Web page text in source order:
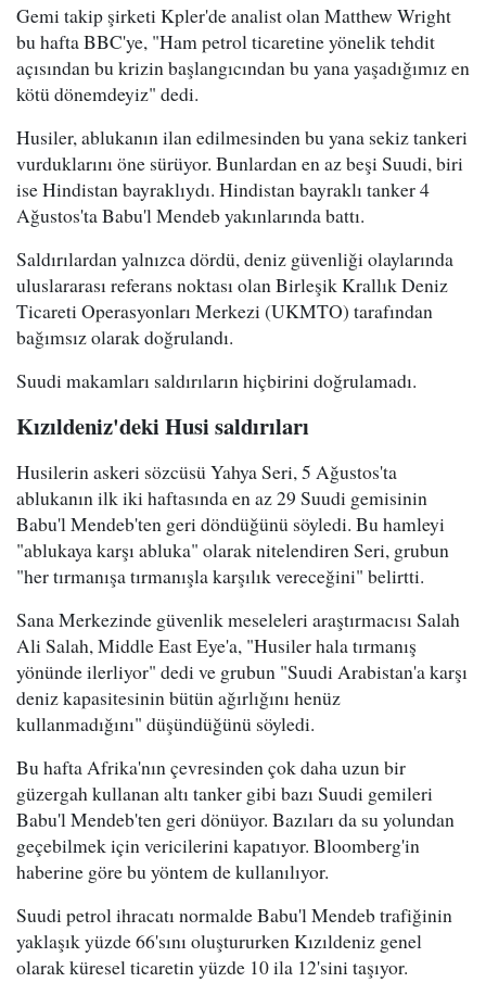
Gemi takip şirketi Kpler'de analist olan Matthew Wright
bu hafta BBC'ye, "Ham petrol ticaretine yönelik tehdit
açısından bu krizin başlangıcından bu yana yaşadığımız en
kötü dönemdeyiz" dedi.
Husiler, ablukanın ilan edilmesinden bu yana sekiz tankeri
vurduklarını öne sürüyor. Bunlardan en az beşi Suudi, biri
ise Hindistan bayraklıydı. Hindistan bayraklı tanker 4
Ağustos'ta Babu'l Mendeb yakınlarında battı.
Saldırılardan yalnızca dördü, deniz güvenliği olaylarında
uluslararası referans noktası olan Birleşik Krallık Deniz
Ticareti Operasyonları Merkezi (UKMTO) tarafından
bağımsız olarak doğrulandı.
Suudi makamları saldırıların hiçbirini doğrulamadı.
Kızıldeniz'deki Husi saldırıları
Husilerin askeri sözcüsü Yahya Seri, 5 Ağustos'ta
ablukanın ilk iki haftasında en az 29 Suudi gemisinin
Babu'l Mendeb'ten geri döndüğünü söyledi. Bu hamleyi
"ablukaya karşı abluka" olarak nitelendiren Seri, grubun
"her tırmanışa tırmanışla karşılık vereceğini" belirtti.
Sana Merkezinde güvenlik meseleleri araştırmacısı Salah
Ali Salah, Middle East Eye'a, "Husiler hala tırmanış
yönünde ilerliyor" dedi ve grubun "Suudi Arabistan'a karşı
deniz kapasitesinin bütün ağırlığını henüz
kullanmadığını" düşündüğünü söyledi.
Bu hafta Afrika'nın çevresinden çok daha uzun bir
güzergah kullanan altı tanker gibi bazı Suudi gemileri
Babu'l Mendeb'ten geri dönüyor. Bazıları da su yolundan
geçebilmek için vericilerini kapatıyor. Bloomberg'in
haberine göre bu yöntem de kullanılıyor.
Suudi petrol ihracatı normalde Babu'l Mendeb trafiğinin
yaklaşık yüzde 66'sını oluştururken Kızıldeniz genel
olarak küresel ticaretin yüzde 10 ila 12'sini taşıyor.